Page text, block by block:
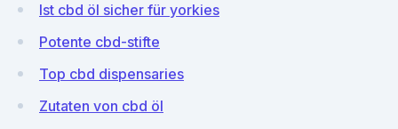
Ist cbd öl sicher für yorkies
Potente cbd-stifte
Top cbd dispensaries
Zutaten von cbd öl